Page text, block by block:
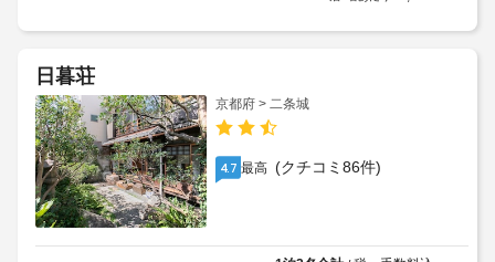
日暮荘
京都府 > 二条城
4.7 最高 (クチコミ86件)